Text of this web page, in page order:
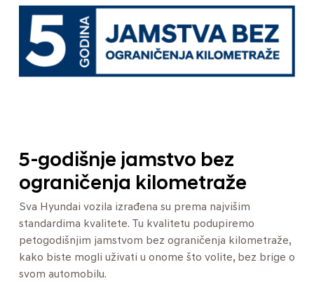
5-godišnje jamstvo bez
ograničenja kilometraže
Sva Hyundai vozila izrađena su prema najvišim
standardima kvalitete. Tu kvalitetu podupiremo
petogodišnjim jamstvom bez ograničenja kilometraže,
kako biste mogli uživati u onome što volite, bez brige o
svom automobilu.